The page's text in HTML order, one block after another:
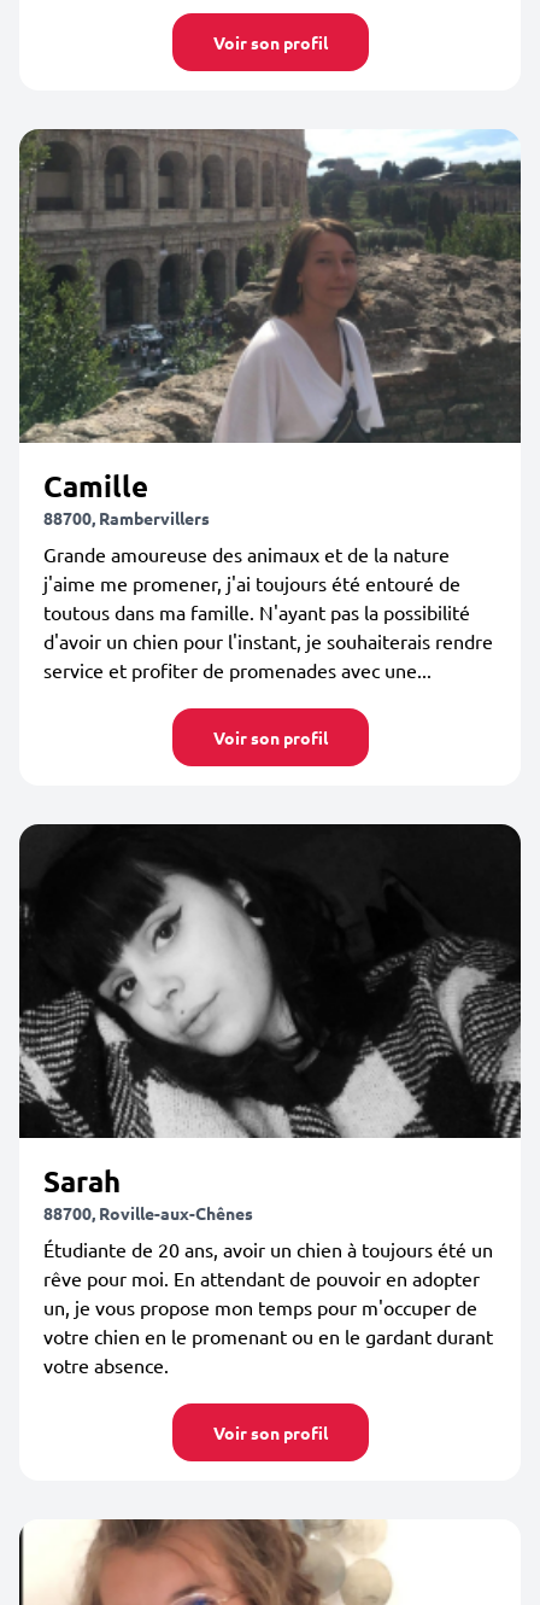
Voir son profil
Camille
88700, Rambervillers
Grande amoureuse des animaux et de la nature
j'aime me promener, j'ai toujours été entouré de
toutous dans ma famille. N'ayant pas la possibilité
d'avoir un chien pour l'instant, je souhaiterais rendre
service et profiter de promenades avec une...
Voir son profil
Sarah
88700, Roville-aux-Chênes
Étudiante de 20 ans, avoir un chien à toujours été un
rêve pour moi. En attendant de pouvoir en adopter
un, je vous propose mon temps pour m'occuper de
votre chien en le promenant ou en le gardant durant
votre absence.
Voir son profil